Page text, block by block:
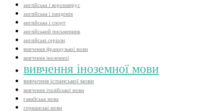
англійська і коронавірус
англійська і пандемія
англійська і спорт
англійський письменник
англійські серіали
вивчення французької мови
вивчення іноземної
вивчення іноземної мови
вивчення іспанської мови
вивчення італійської мови
гавайська мова
германські мови